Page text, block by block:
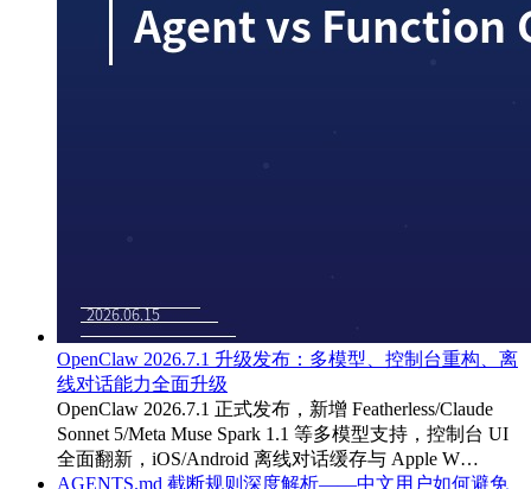
OpenClaw 2026.7.1 升级发布：多模型、控制台重构、离
线对话能力全面升级
OpenClaw 2026.7.1 正式发布，新增 Featherless/Claude
Sonnet 5/Meta Muse Spark 1.1 等多模型支持，控制台 UI
全面翻新，iOS/Android 离线对话缓存与 Apple W…
AGENTS.md 截断规则深度解析——中文用户如何避免